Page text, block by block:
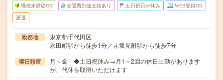
職種未経験OK 交通費別途支給あり 土日祝日が休み WEB登録OK
派遣
勤務地
東京都千代田区
永田町駅から徒歩1分／赤坂見附駅から徒歩7分
曜日頻度
月～金 ◆土日祝休み→月1～2回の休日出勤があります
が、代休を取得いただけます